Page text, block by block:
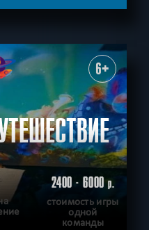
6+
2400 - 6000р.
стоимость игры
одной
команды